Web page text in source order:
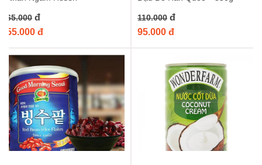
65.000 đ
55.000 đ
110.000 đ
95.000 đ